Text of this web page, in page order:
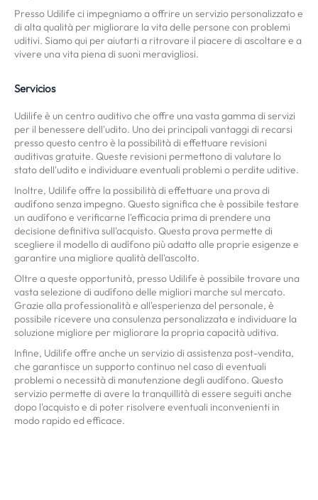
Presso Udilife ci impegniamo a offrire un servizio personalizzato e
di alta qualità per migliorare la vita delle persone con problemi
uditivi. Siamo qui per aiutarti a ritrovare il piacere di ascoltare e a
vivere una vita piena di suoni meravigliosi.
Servicios
Udilife è un centro auditivo che offre una vasta gamma di servizi
per il benessere dell'udito. Uno dei principali vantaggi di recarsi
presso questo centro è la possibilità di effettuare revisioni
auditivas gratuite. Queste revisioni permettono di valutare lo
stato dell'udito e individuare eventuali problemi o perdite uditive.
Inoltre, Udilife offre la possibilità di effettuare una prova di
audífono senza impegno. Questo significa che è possibile testare
un audífono e verificarne l'efficacia prima di prendere una
decisione definitiva sull'acquisto. Questa prova permette di
scegliere il modello di audífono più adatto alle proprie esigenze e
garantire una migliore qualità dell'ascolto.
Oltre a queste opportunità, presso Udilife è possibile trovare una
vasta selezione di audífono delle migliori marche sul mercato.
Grazie alla professionalità e all'esperienza del personale, è
possibile ricevere una consulenza personalizzata e individuare la
soluzione migliore per migliorare la propria capacità uditiva.
Infine, Udilife offre anche un servizio di assistenza post-vendita,
che garantisce un supporto continuo nel caso di eventuali
problemi o necessità di manutenzione degli audífono. Questo
servizio permette di avere la tranquillità di essere seguiti anche
dopo l'acquisto e di poter risolvere eventuali inconvenienti in
modo rapido ed efficace.